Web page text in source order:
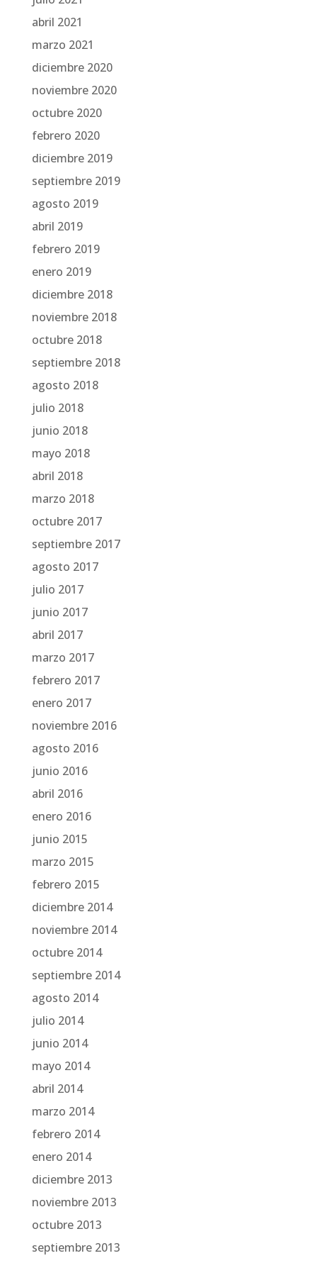
abril 2021
marzo 2021
diciembre 2020
noviembre 2020
octubre 2020
febrero 2020
diciembre 2019
septiembre 2019
agosto 2019
abril 2019
febrero 2019
enero 2019
diciembre 2018
noviembre 2018
octubre 2018
septiembre 2018
agosto 2018
julio 2018
junio 2018
mayo 2018
abril 2018
marzo 2018
octubre 2017
septiembre 2017
agosto 2017
julio 2017
junio 2017
abril 2017
marzo 2017
febrero 2017
enero 2017
noviembre 2016
agosto 2016
junio 2016
abril 2016
enero 2016
junio 2015
marzo 2015
febrero 2015
diciembre 2014
noviembre 2014
octubre 2014
septiembre 2014
agosto 2014
julio 2014
junio 2014
mayo 2014
abril 2014
marzo 2014
febrero 2014
enero 2014
diciembre 2013
noviembre 2013
octubre 2013
septiembre 2013